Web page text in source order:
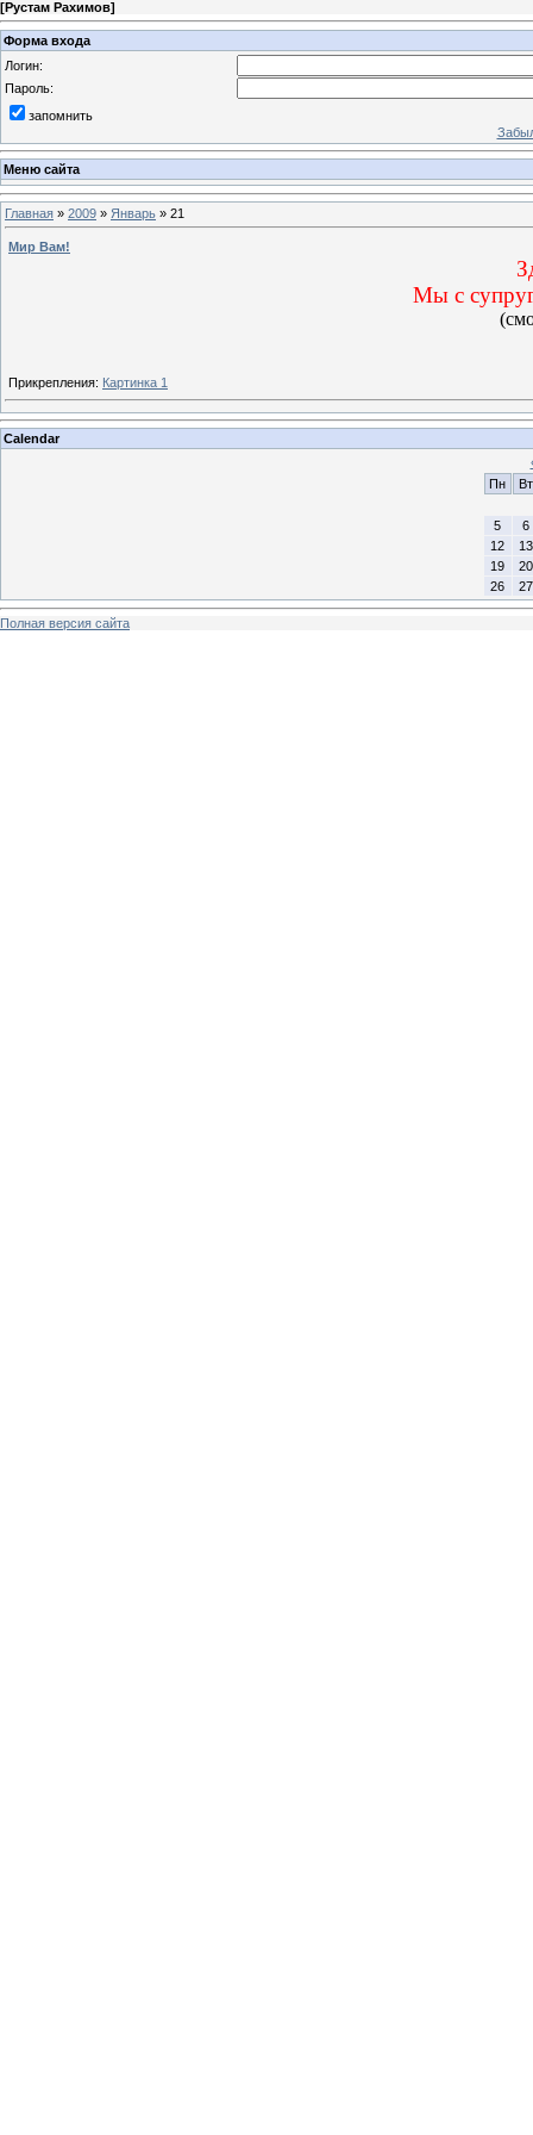
[Рустам Рахимов]
Форма входа
Логин:
Пароль:
запомнить
Меню сайта
Главная » 2009 » Январь » 21
Мир Вам!
Мы с
Прикрепления: Картинка 1
Calendar
Пн
Вт
5
6
12
13
19
20
26
27
Полная версия сайта